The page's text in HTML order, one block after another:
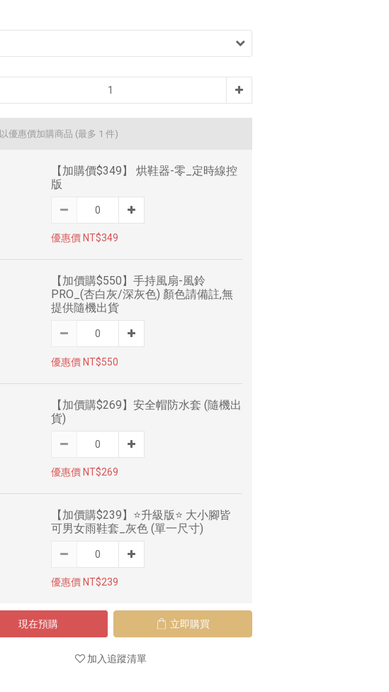
以優惠價加購商品 (最多 1 件)
【加購價$349】 烘鞋器-零_定時線控
版
優惠價 NT$349
【加價購$550】手持風扇-風鈴
PRO_(杏白灰/深灰色) 顏色請備註,無
提供隨機出貨
優惠價 NT$550
【加價購$269】安全帽防水套 (隨機出
貨)
優惠價 NT$269
【加價購$239】⭐升級版⭐ 大小腳皆
可男女雨鞋套_灰色 (單一尺寸)
優惠價 NT$239
現在預購 立即購買
加入追蹤清單